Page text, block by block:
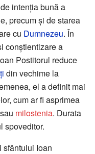
intenția bună a
precum și de starea
cu Dumnezeu. În
conștientizare a
Postitorul reduce
din vechime la
el a definit mai
cum ar fi asprimea
milostenia. Durata
spoveditor.
Ioan